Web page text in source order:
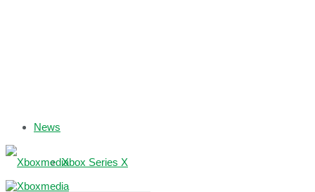
News
Xbox Series X